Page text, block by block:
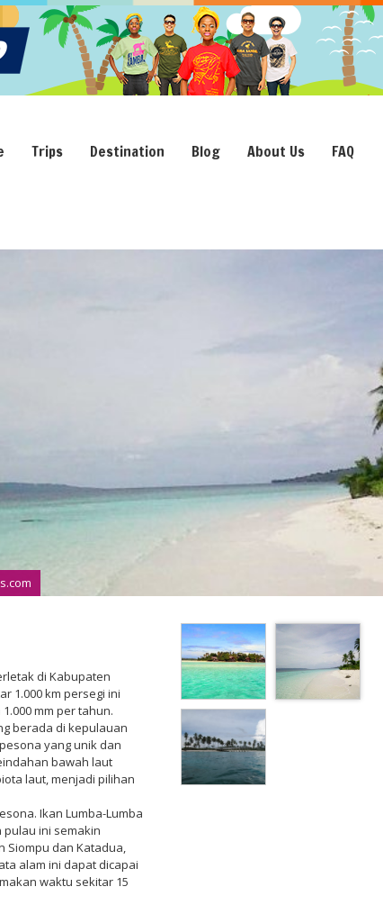
Trips Destination Blog About Us FAQ
di Kabupaten
1.000 km persegi ini
mm per tahun.
berada di kepulauan
yang unik dan
bawah laut
laut, menjadi pilihan
Ikan Lumba-Lumba
ini semakin
Siompu dan Katadua,
alam ini dapat dicapai
waktu sekitar 15